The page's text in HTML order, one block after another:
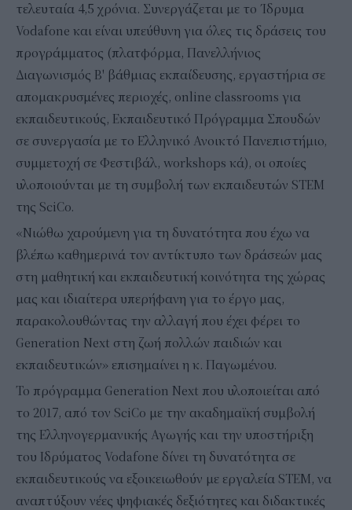
τελευταία 4,5 χρόνια. Συνεργάζεται με το Ίδρυμα
Vodafone και είναι υπεύθυνη για όλες τις δράσεις του
προγράμματος (πλατφόρμα, Πανελλήνιος
Διαγωνισμός Β' βάθμιας εκπαίδευσης, εργαστήρια σε
απομακρυσμένες περιοχές, online classrooms για
εκπαιδευτικούς, Εκπαιδευτικό Πρόγραμμα Σπουδών
σε συνεργασία με το Ελληνικό Ανοικτό Πανεπιστήμιο,
συμμετοχή σε Φεστιβάλ, workshops κά), οι οποίες
υλοποιούνται με τη συμβολή των εκπαιδευτών STEM
της SciCo.
«Νιώθω χαρούμενη για τη δυνατότητα που έχω να
βλέπω καθημερινά τον αντίκτυπο των δράσεών μας
στη μαθητική και εκπαιδευτική κοινότητα της χώρας
μας και ιδιαίτερα υπερήφανη για το έργο μας,
παρακολουθώντας την αλλαγή που έχει φέρει το
Generation Next στη ζωή πολλών παιδιών και
εκπαιδευτικών» επισημαίνει η κ. Παγωμένου.
Το πρόγραμμα Generation Next που υλοποιείται από
το 2017, από τον SciCo με την ακαδημαϊκή συμβολή
της Ελληνογερμανικής Αγωγής και την υποστήριξη
του Ιδρύματος Vodafone δίνει τη δυνατότητα σε
εκπαιδευτικούς να εξοικειωθούν με εργαλεία STEM, να
αναπτύξουν νέες ψηφιακές δεξιότητες και διδακτικές